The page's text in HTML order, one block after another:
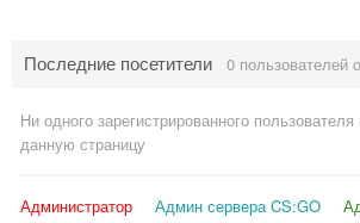
Последние посетители 0 пользователей
Ни одного зарегистрированного
данную страницу
Администратор Админ сервера CS:GO